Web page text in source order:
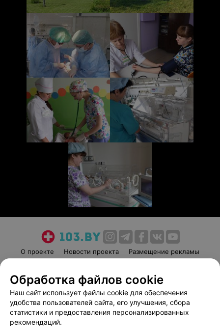
О проекте Новости проекта
Размещение рекламы
Пользовательское соглашение
Способы оплаты
Вакансии
Партнеры
Написать руководителю 103.by
Обработка файлов cookie
Наш сайт использует файлы cookie для обеспечения
удобства пользователей сайта, его улучшения, сбора
статистики и предоставления персонализированных
рекомендаций.